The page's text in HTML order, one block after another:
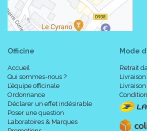
Officine
Accueil
Qui sommes-nous ?
L’équipe officinale
Ordonnance
Déclarer un effet indésirable
Poser une question
Laboratoires & Marques
Mode
Retrait